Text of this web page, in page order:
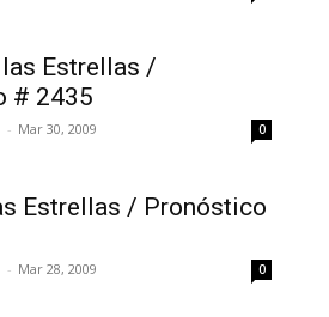
Estrellas /
# 2435
- Mar 30, 2009 0
Estrellas / Pronóstico
- Mar 28, 2009 0